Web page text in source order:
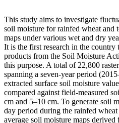
This study aims to investigate
soil moisture for rainfed wheat and
maps under various wet and dry
It is the first research in the
products from the Soil Moisture
this purpose. A total of 22,800
spanning a seven-year period
extracted surface soil moisture
compared against field-measured
cm and 5–10 cm. To generate soil
day period during the rainfed
average soil moisture maps